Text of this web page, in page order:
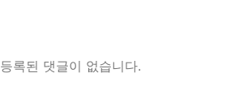
등록된 댓글이 없습니다.